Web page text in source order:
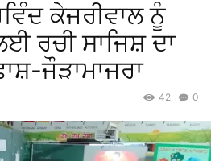
ਕੇਜਰੀਵਾਲ ਨੂੰ
ਰਚੀ ਸਾਜਿਸ਼ ਦਾ
ਜੌੜਾਮਾਜਰਾ
0
42